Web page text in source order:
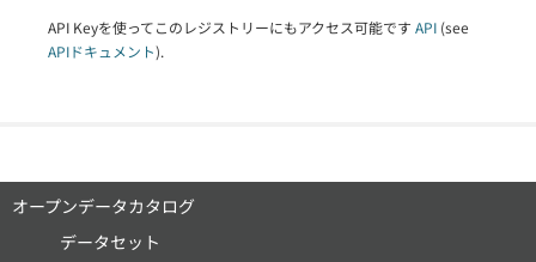
API Keyを使ってこのレジストリーにもアクセス可能です API (see
APIドキュメント).
オープンデータカタログ
データセット